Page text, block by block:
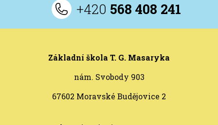
+420 568 408 241
Základní škola T. G. Masaryka
nám. Svobody 903
67602 Moravské Budějovice 2